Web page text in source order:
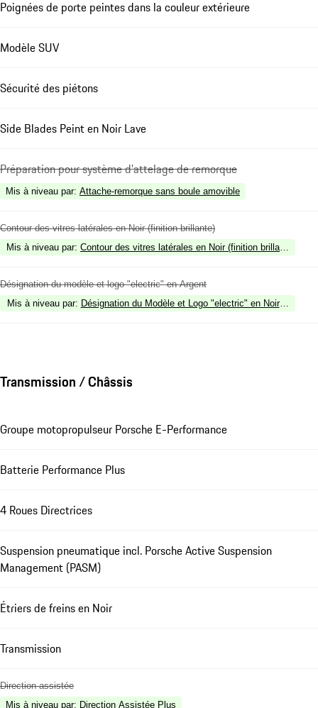
Poignées de porte peintes dans la couleur extérieure
Modèle SUV
Sécurité des piétons
Side Blades Peint en Noir Lave
Préparation pour système d'attelage de remorque
Mis à niveau par: Attache-remorque sans boule amovible
Contour des vitres latérales en Noir (finition brillante)
Mis à niveau par: Contour des vitres latérales en Noir (finition brillante)
Désignation du modèle et logo "electric" en Argent
Mis à niveau par: Désignation du Modèle et Logo "electric" en Noir (finition
Transmission / Châssis
Groupe motopropulseur Porsche E-Performance
Batterie Performance Plus
4 Roues Directrices
Suspension pneumatique incl. Porsche Active Suspension
Management (PASM)
Étriers de freins en Noir
Transmission
Direction assistée
Mis à niveau par: Direction Assistée Plus